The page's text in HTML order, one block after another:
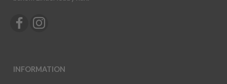
INFORMATION